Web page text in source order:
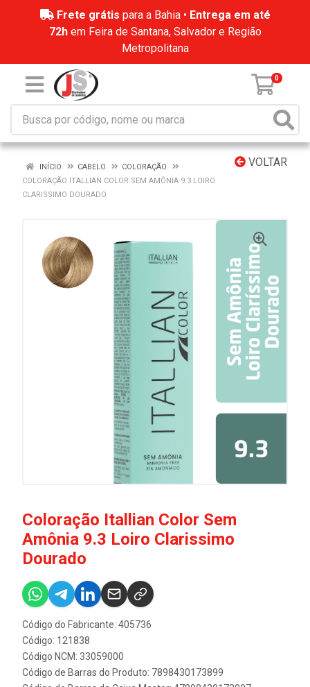
Frete grátis para a Bahia • Entrega em até
72hem Feira de Santana, Salvador e Região
Metropolitana
0
VOLTAR
INÍCIO CABELO
COLORAÇÃO
COLORAÇÃO ITALLIAN COLOR SEM AMÔNIA 9.3 LOIRO
CLARISSIMO DOURADO
Coloração Itallian Color Sem
Amônia 9.3 Loiro Clarissimo
Dourado
Código do Fabricante: 405736
Código: 121838
Código NCM: 33059000
Código de Barras do Produto: 7898430173899